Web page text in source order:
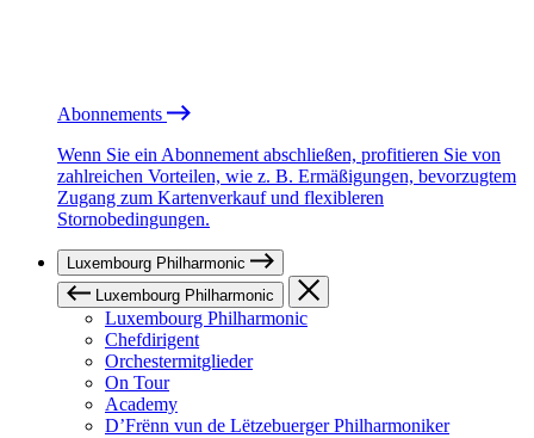
Abonnements
Wenn Sie ein Abonnement abschließen, profitieren Sie von
zahlreichen Vorteilen, wie z. B. Ermäßigungen, bevorzugtem
Zugang zum Kartenverkauf und flexibleren
Stornobedingungen.
Luxembourg Philharmonic
Luxembourg Philharmonic
Luxembourg Philharmonic
Chefdirigent
Orchestermitglieder
On Tour
Academy
D’Frënn vun de Lëtzebuerger Philharmoniker